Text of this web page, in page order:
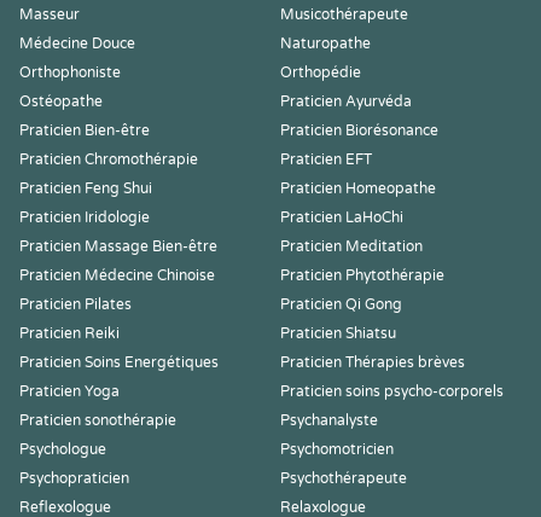
Masseur
Musicothérapeute
Médecine Douce
Naturopathe
Orthophoniste
Orthopédie
Ostéopathe
Praticien Ayurvéda
Praticien Bien-être
Praticien Biorésonance
Praticien Chromothérapie
Praticien EFT
Praticien Feng Shui
Praticien Homeopathe
Praticien Iridologie
Praticien LaHoChi
Praticien Massage Bien-être
Praticien Meditation
Praticien Médecine Chinoise
Praticien Phytothérapie
Praticien Pilates
Praticien Qi Gong
Praticien Reiki
Praticien Shiatsu
Praticien Soins Energétiques
Praticien Thérapies brèves
Praticien Yoga
Praticien soins psycho-corporels
Praticien sonothérapie
Psychanalyste
Psychologue
Psychomotricien
Psychopraticien
Psychothérapeute
Reflexologue
Relaxologue